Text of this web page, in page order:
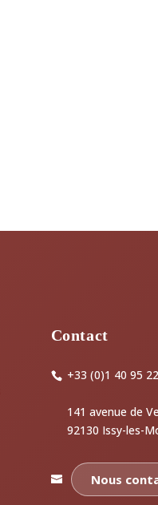
Contact
+33 (0)1 40 95
141 avenue de
92130 Issy-les-
Nous